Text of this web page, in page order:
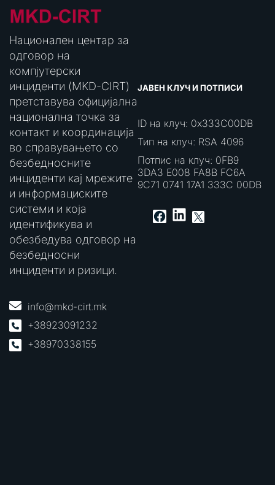
Национален центар за
одговор на
компјутерски
инциденти (MKD-CIRT)
претставува официјална
национална точка за
контакт и координација
во справувањето со
безбедносните
инциденти кај мрежите
и информациските
системи и која
идентификува и
обезбедува одговор на
безбедносни
инциденти и ризици.
info@mkd-cirt.mk
+38923091232
+38970338155
ЈАВЕН КЛУЧ И ПОТПИСИ
ID на клуч: 0x333C00DB
Тип на клуч: RSA 4096
Потпис на клуч: 0FB9
3DA3 E008 FA8B FC6A
9C71 0741 17A1 333C 00DB
Facebook
LinkedIn
X